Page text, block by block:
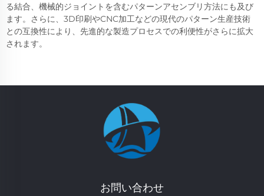
る結合、機械的ジョイントを含むパターンアセンブリ方法にも及び
ます。さらに、3D印刷やCNC加工などの現代のパターン生産技術
との互換性により、先進的な製造プロセスでの利便性がさらに拡大
されます。
お問い合わせ